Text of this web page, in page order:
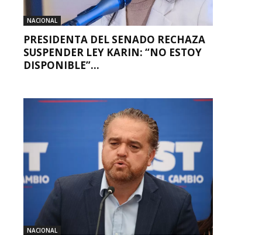
NACIONAL
PRESIDENTA DEL SENADO RECHAZA
SUSPENDER LEY KARIN: “NO ESTOY
DISPONIBLE”...
NACIONAL